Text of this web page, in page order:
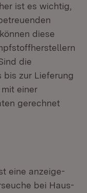
ist es wichtig,
diese
die
bis zur Lieferung
einer
gerechnet
eine anzeige-
bei Haus-